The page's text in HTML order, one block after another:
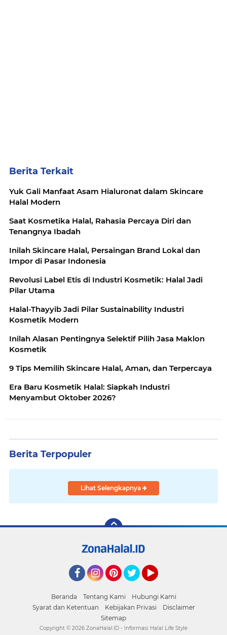
Berita Terkait
Yuk Gali Manfaat Asam Hialuronat dalam Skincare
Halal Modern
Saat Kosmetika Halal, Rahasia Percaya Diri dan
Tenangnya Ibadah
Inilah Skincare Halal, Persaingan Brand Lokal dan
Impor di Pasar Indonesia
Revolusi Label Etis di Industri Kosmetik: Halal Jadi
Pilar Utama
Halal-Thayyib Jadi Pilar Sustainability Industri
Kosmetik Modern
Inilah Alasan Pentingnya Selektif Pilih Jasa Maklon
Kosmetik
9 Tips Memilih Skincare Halal, Aman, dan Terpercaya
Era Baru Kosmetik Halal: Siapkah Industri
Menyambut Oktober 2026?
Berita Terpopuler
Lihat Selengkapnya
Beranda Tentang Kami
Hubungi Kami
Syarat dan Ketentuan
Kebijakan Privasi
Disclaimer
Sitemap
Copyright © 2026 ZonaHalal.ID - Informasi Halal Life Style